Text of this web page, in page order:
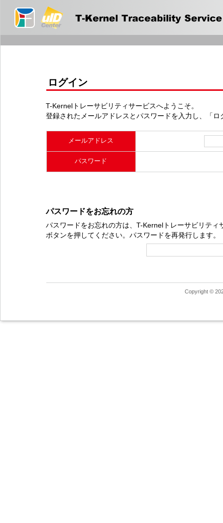
ログイン
T-Kernelトレーサビリティサービスへようこそ。
登録されたメールアドレスとパスワードを入力し、「
メールアドレス
パスワード
パスワードをお忘れの方
パスワードをお忘れの方は、T-Kernelトレーサビリテ
ボタンを押してください。パスワードを再発行します。
Copyright ©